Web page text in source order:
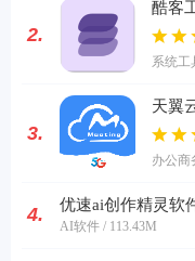
2.
酷客
系统工
3.
天翼
办公商
4. 优速ai创作精灵软
AI软件 / 113.43M